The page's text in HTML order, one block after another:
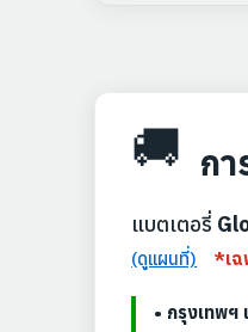
🚚 ก
แบตเตอรี่
(ดูแผนที่) *เฉ
• กรุงเทพ